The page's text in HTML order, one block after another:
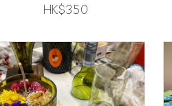
HK$350